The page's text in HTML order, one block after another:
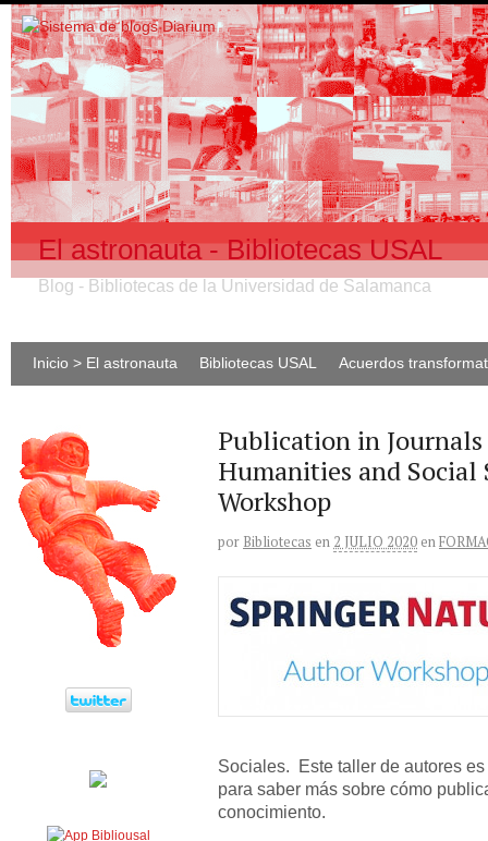
El astronauta - Bibliotecas USAL
Blog - Bibliotecas de la Universidad de Salamanca
Inicio > El astronauta Bibliotecas USAL Acuerdos
Publication in Journals
Humanities and Social
Workshop
por Bibliotecas en 2 JULIO 2020 en
Sociales. Este taller de autores
para saber más sobre cómo
conocimiento.